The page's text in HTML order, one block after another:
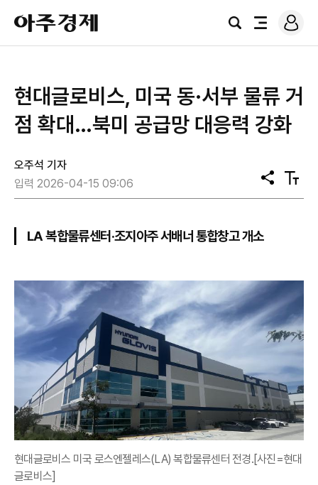
아
주
경
검
전
로
그
현대글로비스, 미국 동·서부 물류 거
점 확대…북미 공급망 대응력 강화
오주석 기자
입력 2026-04-15 09:06
공
유
텍
스
LA 복합물류센터·조지아주 서배너 통합창고 개소
현대글로비스 미국 로스엔젤레스(LA) 복합물류센터 전경.[사진=현대
글로비스]